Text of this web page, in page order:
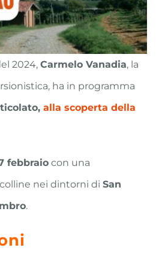
2024, Carmelo Vanadia, la
ha in programma
alla scoperta della
febbraio con una
nei dintorni di San
.